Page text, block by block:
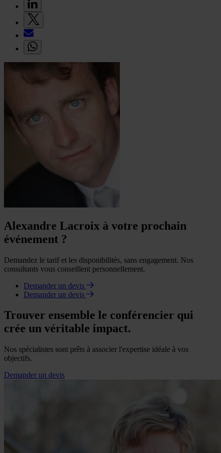
Alexandre Lacroix à votre prochain
événement ?
Demandez le tarif et les disponibilités, sans engagement. Nos
consultants vous conseillent personnellement.
Demander un devis
Demander un devis
Trouver ensemble le conférencier qui
crée un véritable impact.
Nos spécialistes sont prêts à associer l'expertise idéale à vos
objectifs.
Demander un devis